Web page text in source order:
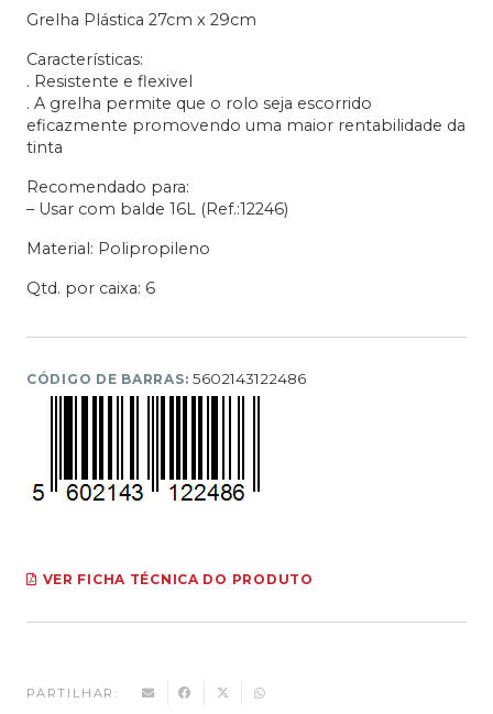
Grelha Plástica 27cm x 29cm
Características:
. Resistente e flexivel
. A grelha permite que o rolo seja escorrido
eficazmente promovendo uma maior rentabilidade da
tinta
Recomendado para:
– Usar com balde 16L (Ref.:12246)
Material: Polipropileno
Qtd. por caixa: 6
CÓDIGO DE BARRAS: 5602143122486
VER FICHA TÉCNICA DO PRODUTO
PARTILHAR: